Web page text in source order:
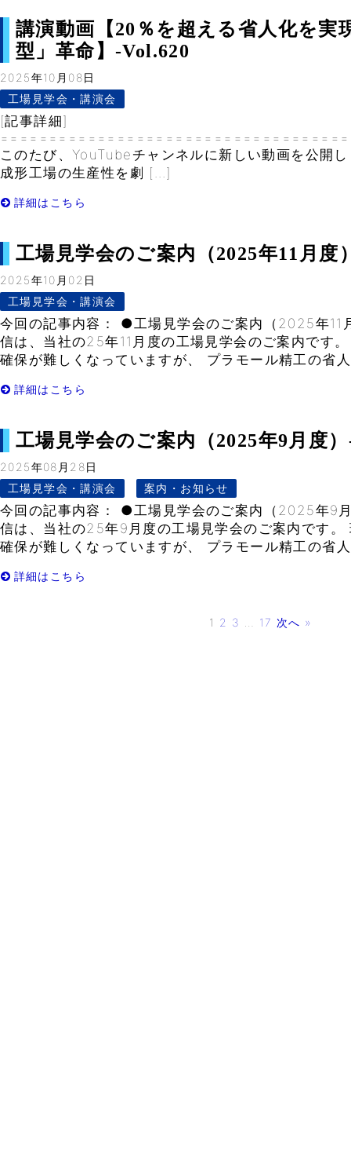
講演動画【20％を超える省人化を実
型」革命】-Vol.620
2025年10月08日
工場見学会・講演会
[記事詳細]
このたび、YouTubeチャンネルに新しい動画を公開
成形工場の生産性を劇 […]
詳細はこちら
工場見学会のご案内（2025年11月度
2025年10月02日
工場見学会・講演会
今回の記事内容： ●工場見学会のご案内（2025年11
信は、当社の25年11月度の工場見学会のご案内です
確保が難しくなっていますが、 プラモール精工の省
詳細はこちら
工場見学会のご案内（2025年9月度
2025年08月28日
工場見学会・講演会
案内・お知らせ
今回の記事内容： ●工場見学会のご案内（2025年9
信は、当社の25年9月度の工場見学会のご案内です。
確保が難しくなっていますが、 プラモール精工の省
詳細はこちら
1 2 3 17 次へ »